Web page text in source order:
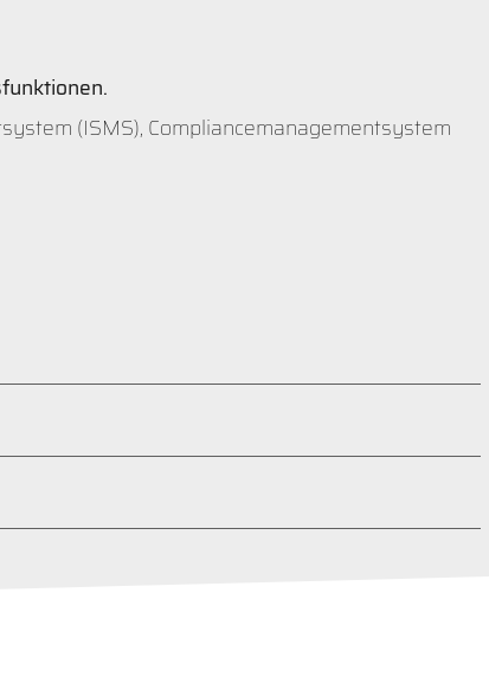
(ISMS), Compliancemanagementsystem